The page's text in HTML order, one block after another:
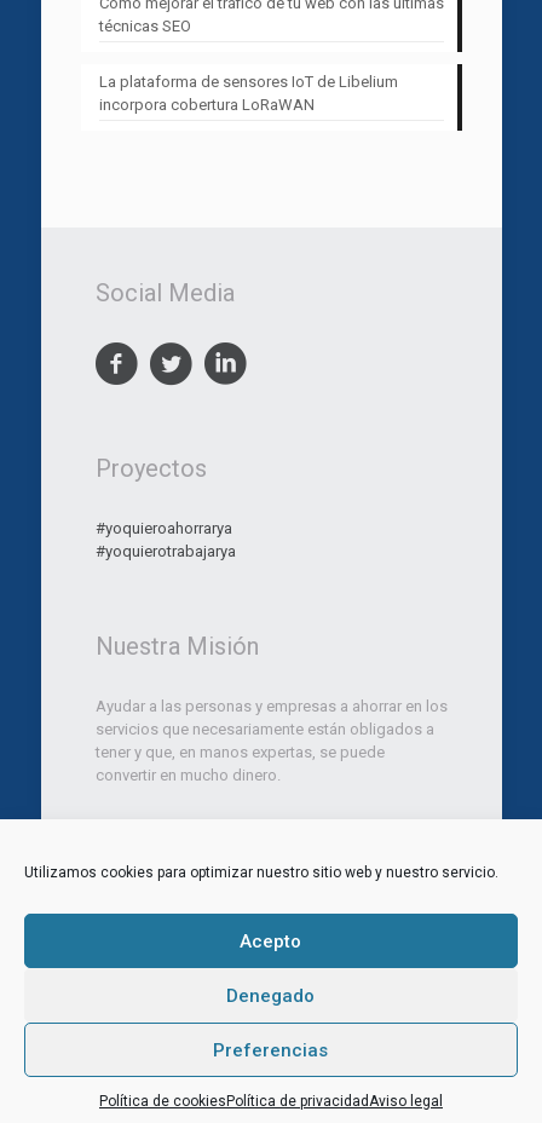
Utilizamos cookies para optimizar nuestro sitio web y nuestro servicio.
Acepto
Denegado
Preferencias
Política de cookies Política de privacidadAviso legal
técnicas SEO
La plataforma de sensores IoT de Libelium
incorpora cobertura LoRaWAN
Social Media
Proyectos
#yoquieroahorrarya
#yoquierotrabajarya
Nuestra Misión
Ayudar a las personas y empresas a ahorrar en los
servicios que necesariamente están obligados a
tener y que, en manos expertas, se puede
convertir en mucho dinero.
derechos reservados.
Politica de Privacidad